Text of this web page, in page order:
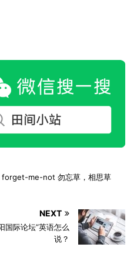
forget-me-not 勿忘草，相思草
NEXT
国际论坛”英语怎么
说？